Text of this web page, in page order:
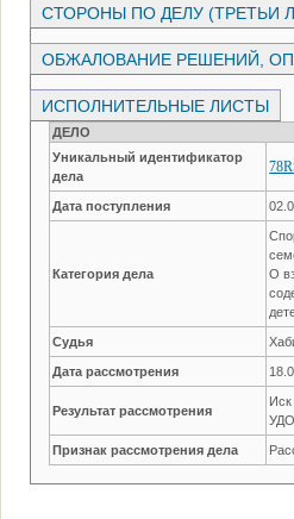
СТОРОНЫ ПО ДЕЛУ (ТРЕТЬИ
ОБЖАЛОВАНИЕ РЕШЕНИЙ,
ИСПОЛНИТЕЛЬНЫЕ ЛИСТЫ
ДЕЛО
Уникальный идентификатор
дела
Дата поступления
Категория дела
О
Судья
Дата рассмотрения
Результат рассмотрения
Иск
Признак рассмотрения дела